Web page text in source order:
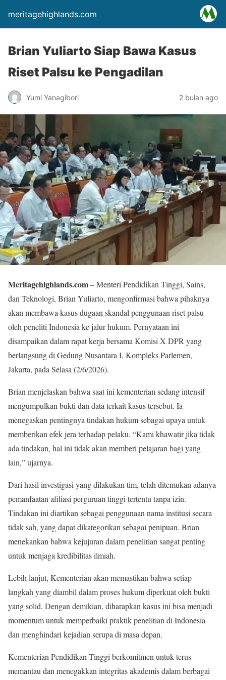
meritagehighlands.com
Brian Yuliarto Siap Bawa Kasus
Riset Palsu ke Pengadilan
Yumi Yanagibori 2 bulan ago
Meritagehighlands.com– Menteri Pendidikan Tinggi, Sains,
dan Teknologi, Brian Yuliarto, mengonfirmasi bahwa pihaknya
akan membawa kasus dugaan skandal penggunaan riset palsu
oleh peneliti Indonesia ke jalur hukum. Pernyataan ini
disampaikan dalam rapat kerja bersama Komisi X DPR yang
berlangsung di Gedung Nusantara I, Kompleks Parlemen,
Jakarta, pada Selasa (2/6/2026).
Brian menjelaskan bahwa saat ini kementerian sedang intensif
mengumpulkan bukti dan data terkait kasus tersebut. Ia
menegaskan pentingnya tindakan hukum sebagai upaya untuk
memberikan efek jera terhadap pelaku. “Kami khawatir jika tidak
ada tindakan, hal ini tidak akan memberi pelajaran bagi yang
lain,” ujarnya.
Dari hasil investigasi yang dilakukan tim, telah ditemukan adanya
pemanfaatan afiliasi perguruan tinggi tertentu tanpa izin.
Tindakan ini diartikan sebagai penggunaan nama institusi secara
tidak sah, yang dapat dikategorikan sebagai penipuan. Brian
menekankan bahwa kejujuran dalam penelitian sangat penting
untuk menjaga kredibilitas ilmiah.
Lebih lanjut, Kementerian akan memastikan bahwa setiap
langkah yang diambil dalam proses hukum diperkuat oleh bukti
yang solid. Dengan demikian, diharapkan kasus ini bisa menjadi
momentum untuk memperbaiki praktik penelitian di Indonesia
dan menghindari kejadian serupa di masa depan.
Kementerian Pendidikan Tinggi berkomitmen untuk terus
memantau dan menegakkan integritas akademis dalam berbagai